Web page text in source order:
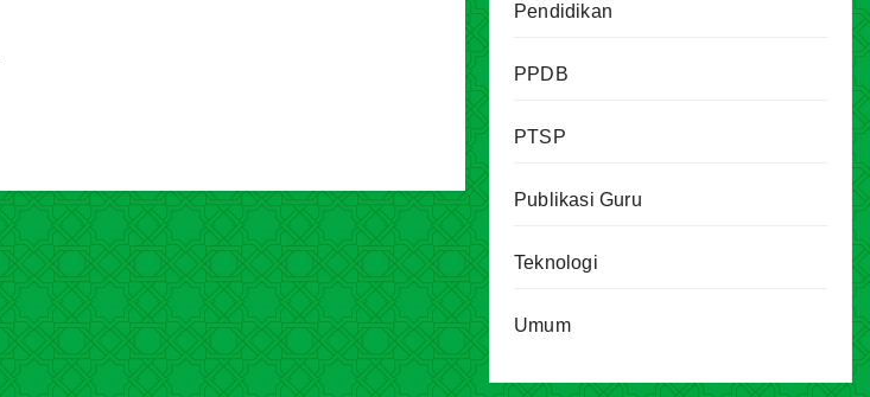
Pendidikan
PPDB
PTSP
Publikasi Guru
Teknologi
Umum